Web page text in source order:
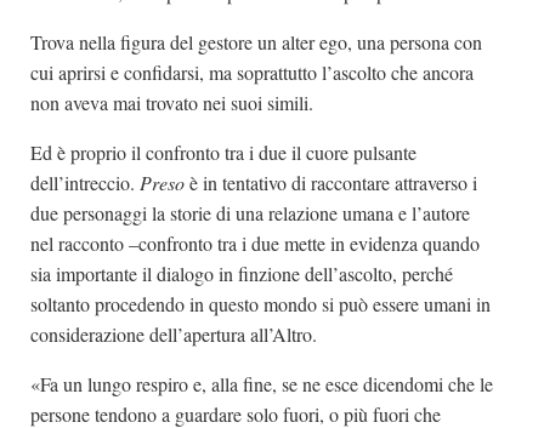
Trova nella figura del gestore un alter ego, una persona con
cui aprirsi e confidarsi, ma soprattutto l’ascolto che ancora
non aveva mai trovato nei suoi simili.
Ed è proprio il confronto tra i due il cuore pulsante
dell’intreccio. Presoè in tentativo di raccontare attraverso i
due personaggi la storie di una relazione umana e l’autore
nel racconto –confronto tra i due mette in evidenza quando
sia importante il dialogo in finzione dell’ascolto, perché
soltanto procedendo in questo mondo si può essere umani in
considerazione dell’apertura all’Altro.
«Fa un lungo respiro e, alla fine, se ne esce dicendomi che le
persone tendono a guardare solo fuori, o più fuori che